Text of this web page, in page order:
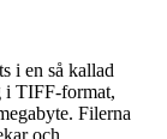
i en så kallad
i TIFF-format,
Filerna
och